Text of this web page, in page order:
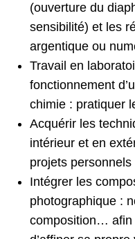
(ouverture du
sensibilité) et les
argentique ou
Travail en
fonctionnement
chimie : pratiquer
Acquérir les
intérieur et en
projets
Intégrer les
photographique :
composition… afin